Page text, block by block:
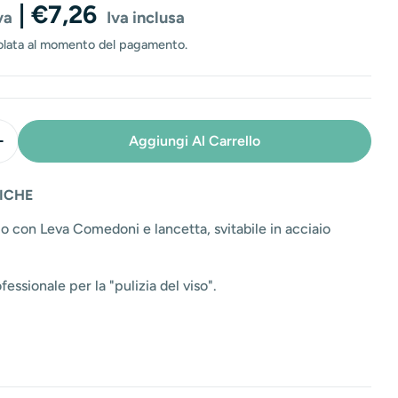
e
| €7,26 Iva inclusa
al momento del pagamento.
Quantità Per Ferretto Doppio Leva Comedoni E
La Quantità Per Ferretto Doppio Leva
Aggiungi Al Carrello
con Leva Comedoni e lancetta, svitabile in acciaio
per la "pulizia del viso".